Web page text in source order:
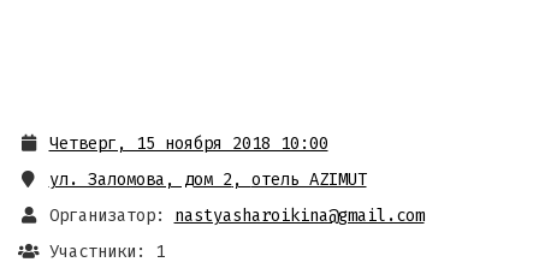
Четверг, 15 ноября 2018 10:00
ул. Заломова, дом 2, отель AZIMUT
Организатор:
nastyasharoikina@gmail.com
Участники: 1